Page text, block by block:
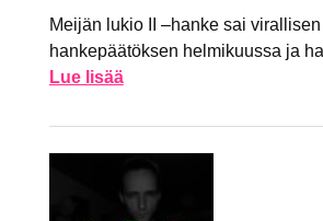
Meijän lukio II –hanke sai virallisen
hankepäätöksen helmikuussa ja
Lue lisää